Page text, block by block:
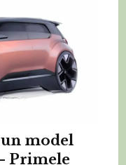
un model
Primele